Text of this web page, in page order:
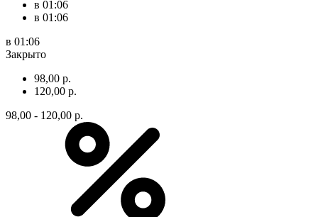
в 01:06
в 01:06
в 01:06
Закрыто
98,00 р.
120,00 р.
98,00 - 120,00 р.